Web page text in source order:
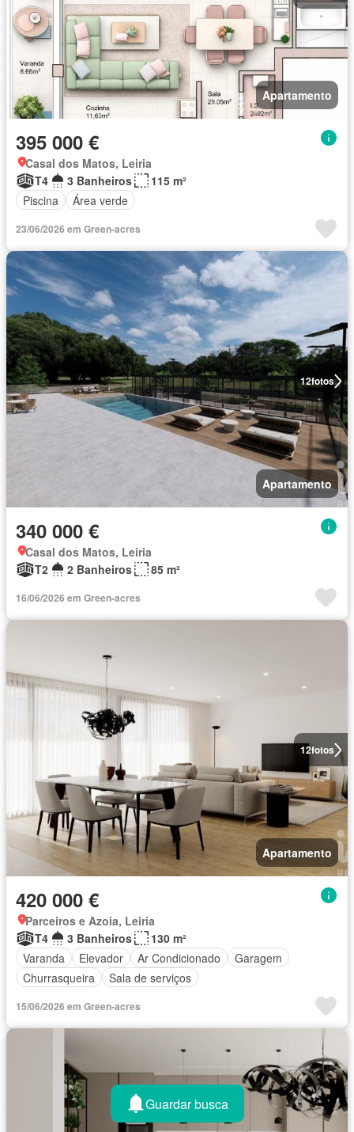
Apartamento
395 000 €
Casal dos Matos, Leiria
T4
3 Banheiros
115 m²
Piscina
Área verde
23/06/2026 em Green-acres
12fotos
Apartamento
340 000 €
Casal dos Matos, Leiria
T2
2 Banheiros 85 m²
16/06/2026 em Green-acres
12fotos
Apartamento
420 000 €
Parceiros e Azoia, Leiria
T4
3 Banheiros
130 m²
Varanda
Elevador Ar Condicionado
Garagem
Churrasqueira
Sala de serviços
15/06/2026 em Green-acres
Guardar busca